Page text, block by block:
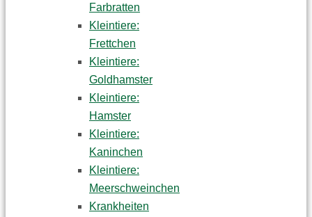
Farbratten
Kleintiere:
Frettchen
Kleintiere:
Goldhamster
Kleintiere:
Hamster
Kleintiere:
Kaninchen
Kleintiere:
Meerschweinchen
Krankheiten